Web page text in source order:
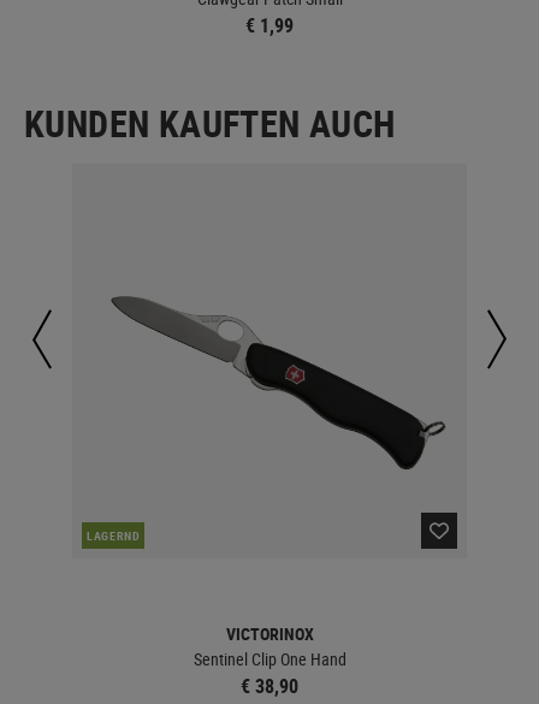
€ 1,99
KUNDEN KAUFTEN AUCH
LAGERND
VICTORINOX
Sentinel Clip One Hand
€ 38,90